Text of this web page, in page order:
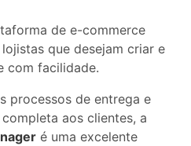
de e-commerce
que desejam criar e
com facilidade.
processos de entrega e
aos clientes, a
é uma excelente